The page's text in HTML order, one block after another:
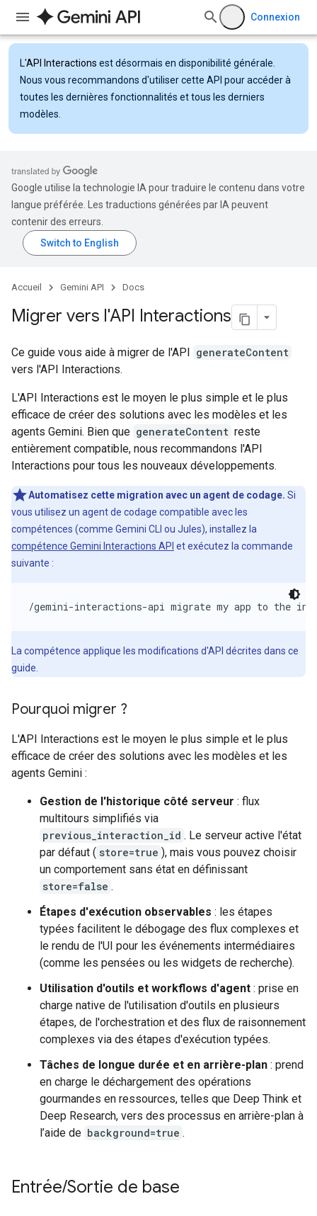
Connexion
L'API Interactions est désormais en disponibilité générale.
Nous vous recommandons d'utiliser cette API pour accéder à
toutes les dernières fonctionnalités et tous les derniers
modèles.
Google utilise la technologie IA pour traduire le contenu dans votre
langue préférée. Les traductions générées par IA peuvent
contenir des erreurs.
Accueil Gemini API Docs
Migrer vers l'API Interactions
Ce guide vous aide à migrer de l'API generateContent
vers l'API Interactions.
L'API Interactions est le moyen le plus simple et le plus
efficace de créer des solutions avec les modèles et les
agents Gemini. Bien que generateContent reste
entièrement compatible, nous recommandons l'API
Interactions pour tous les nouveaux développements.
Automatisez cette migration avec un agent de codage. Si
vous utilisez un agent de codage compatible avec les
compétences (comme Gemini CLI ou Jules), installez la
compétence Gemini Interactions API et exécutez la commande
suivante :
/gemini-interactions-api migrate my app to the
La compétence applique les modifications d'API décrites dans ce
guide.
Pourquoi migrer ?
L'API Interactions est le moyen le plus simple et le plus
efficace de créer des solutions avec les modèles et les
agents Gemini :
Gestion de l'historique côté serveur : flux
multitours simplifiés via
previous_interaction_id . Le serveur active l'état
par défaut ( store=true ), mais vous pouvez choisir
un comportement sans état en définissant
store=false .
Étapes d'exécution observables : les étapes
typées facilitent le débogage des flux complexes et
le rendu de l'UI pour les événements intermédiaires
(comme les pensées ou les widgets de recherche).
Utilisation d'outils et workflows d'agent : prise en
charge native de l'utilisation d'outils en plusieurs
étapes, de l'orchestration et des flux de raisonnement
complexes via des étapes d'exécution typées.
Tâches de longue durée et en arrière-plan : prend
en charge le déchargement des opérations
gourmandes en ressources, telles que Deep Think et
Deep Research, vers des processus en arrière-plan à
l’aide de background=true .
Entrée/Sortie de base